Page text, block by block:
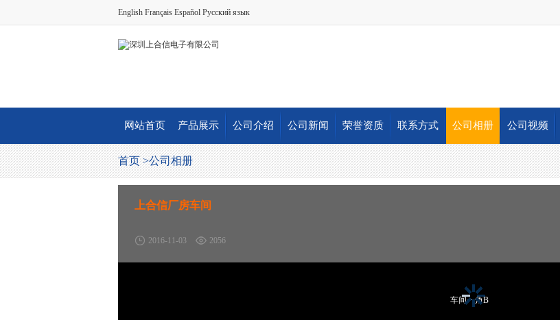
English Français Español Русский язык
网站首页 产品展示 公司介绍 公司新闻 荣誉资质 联系方式 公司相册 公司视频
首页 >公司相册
上合信厂房车间
2016-11-03 2056
车间一角B